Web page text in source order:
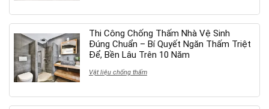
Thi Công Chống Thấm Nhà Vệ Sinh
Đúng Chuẩn – Bí Quyết Ngăn Thấm Triệt
Để, Bền Lâu Trên 10 Năm
Vật liệu chống thấm